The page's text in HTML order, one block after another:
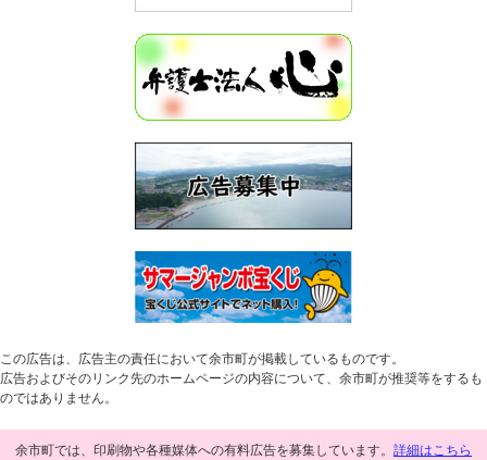
この広告は、広告主の責任において余市町が掲載しているものです。
広告およびそのリンク先のホームページの内容について、余市町が推奨等をするも
のではありません。
余市町では、印刷物や各種媒体への有料広告を募集しています。 詳細はこちら